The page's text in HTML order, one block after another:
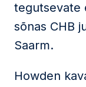
tegutsevate
sõnas CHB
Saarm.
Howden